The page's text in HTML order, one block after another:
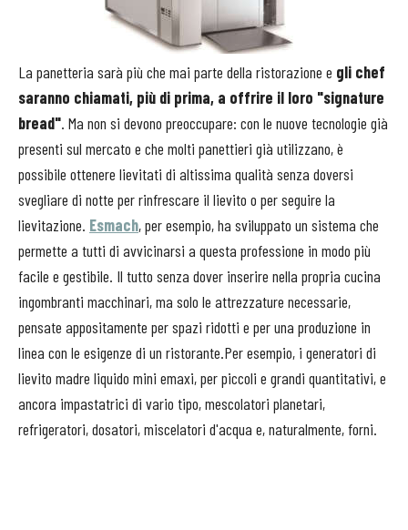
La panetteria sarà più che mai parte della ristorazione e gli chef
saranno chiamati, più di prima, a offrire il loro "signature
bread". Ma non si devono preoccupare: con le nuove tecnologie già
presenti sul mercato e che molti panettieri già utilizzano, è
possibile ottenere lievitati di altissima qualità senza doversi
svegliare di notte per rinfrescare il lievito o per seguire la
lievitazione. Esmach, per esempio, ha sviluppato un sistema che
permette a tutti di avvicinarsi a questa professione in modo più
facile e gestibile. Il tutto senza dover inserire nella propria cucina
ingombranti macchinari, ma solo le attrezzature necessarie,
pensate appositamente per spazi ridotti e per una produzione in
linea con le esigenze di un ristorante.Per esempio, i generatori di
lievito madre liquido mini emaxi, per piccoli e grandi quantitativi, e
ancora impastatrici di vario tipo, mescolatori planetari,
refrigeratori, dosatori, miscelatori d'acqua e, naturalmente, forni.